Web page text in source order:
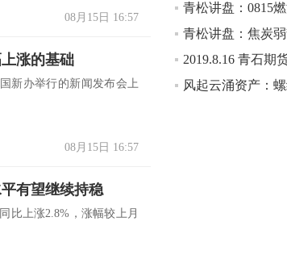
08月15日 16:57
涨的基础
新办举行的新闻发布会上
08月15日 16:57
有望继续持稳
比上涨2.8%，涨幅较上月
10:17
【研报精选】国
油期货走势预测
青松讲盘：0815
青松讲盘：焦炭
2019.8.16 青石期